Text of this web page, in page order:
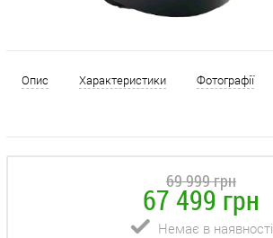
Опис Характеристики Фотографії
69 999 грн
67 499 грн
Немає в наявності